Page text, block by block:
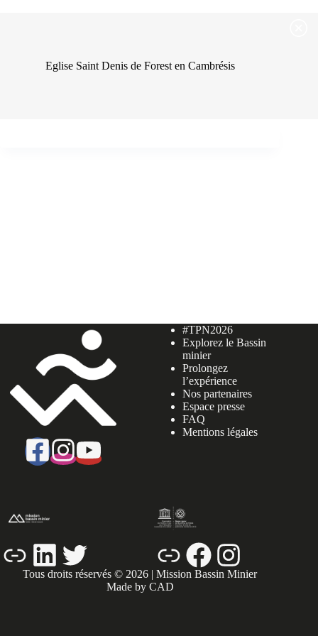
Eglise Saint Denis de Forest en Cambrésis
#TPN2026
Explorez le Bassin
minier
Prolongez
l’expérience
Nos partenaires
Espace presse
FAQ
Mentions légales
LienLinkedIn
Twitter LienFacebook
Instagram
Tous droits réservés © 2026 | Mission Bassin Minier
Made by CAD